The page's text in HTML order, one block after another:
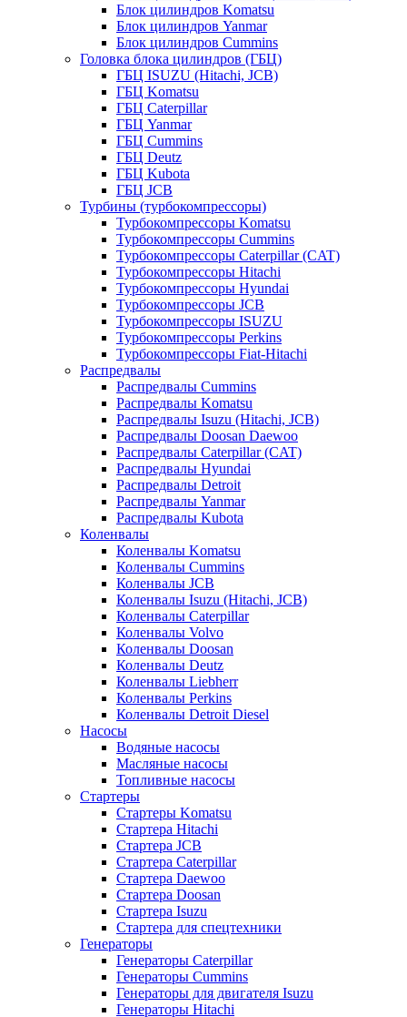
Блок цилиндров Komatsu
Блок цилиндров Yanmar
Блок цилиндров Cummins
Головка блока цилиндров (ГБЦ)
ГБЦ ISUZU (Hitachi, JCB)
ГБЦ Komatsu
ГБЦ Caterpillar
ГБЦ Yanmar
ГБЦ Cummins
ГБЦ Deutz
ГБЦ Kubota
ГБЦ JCB
Турбины (турбокомпрессоры)
Турбокомпрессоры Komatsu
Турбокомпрессоры Cummins
Турбокомпрессоры Caterpillar (CAT)
Турбокомпрессоры Hitachi
Турбокомпрессоры Hyundai
Турбокомпрессоры JCB
Турбокомпрессоры ISUZU
Турбокомпрессоры Perkins
Турбокомпрессоры Fiat-Hitachi
Распредвалы
Распредвалы Cummins
Распредвалы Komatsu
Распредвалы Isuzu (Hitachi, JCB)
Распредвалы Doosan Daewoo
Распредвалы Caterpillar (CAT)
Распредвалы Hyundai
Распредвалы Detroit
Распредвалы Yanmar
Распредвалы Kubota
Коленвалы
Коленвалы Komatsu
Коленвалы Cummins
Коленвалы JCB
Коленвалы Isuzu (Hitachi, JCB)
Коленвалы Caterpillar
Коленвалы Volvo
Коленвалы Doosan
Коленвалы Deutz
Коленвалы Liebherr
Коленвалы Perkins
Коленвалы Detroit Diesel
Насосы
Водяные насосы
Масляные насосы
Топливные насосы
Стартеры
Стартеры Komatsu
Стартера Hitachi
Стартера JCB
Стартера Caterpillar
Стартера Daewoo
Стартера Doosan
Стартера Isuzu
Стартера для спецтехники
Генераторы
Генераторы Caterpillar
Генераторы Cummins
Генераторы для двигателя Isuzu
Генераторы Hitachi